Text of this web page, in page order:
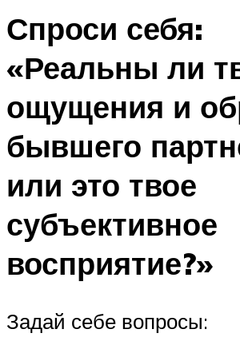
Спроси себя:
«Реальны ли
ощущения и
бывшего
или это твое
субъективное
восприятие?»
Задай себе вопросы: